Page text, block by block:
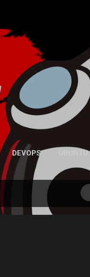
仁的筆
- https://note.drx.tw
網頁
DEVOPS UBUNTU